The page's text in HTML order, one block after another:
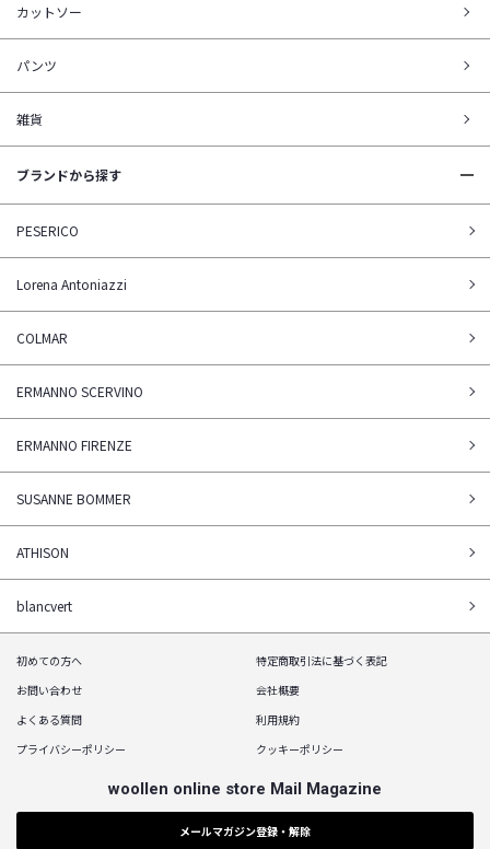
カットソー
パンツ
雑貨
ブランドから探す
PESERICO
Lorena Antoniazzi
COLMAR
ERMANNO SCERVINO
ERMANNO FIRENZE
SUSANNE BOMMER
ATHISON
blancvert
初めての方へ
特定商取引法に基づく表記
お問い合わせ
会社概要
よくある質問
利用規約
プライバシーポリシー
クッキーポリシー
woollen online store Mail Magazine
メールマガジン登録・解除